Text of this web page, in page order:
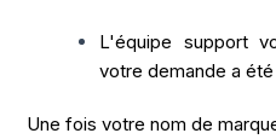
L'équipe support
votre demande a
Une fois votre nom de